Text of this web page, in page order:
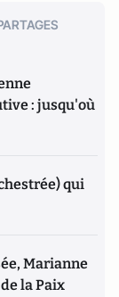
: jusqu'où
qui
Marianne
la Paix